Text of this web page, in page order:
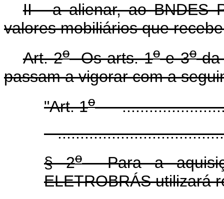
II - a alienar, ao BNDES
valores mobiliários que
Art. 2oOs arts. 1oe 3o
passam a vigorar com a
"Art. 1o
§ 2oPara a
ELETROBRÁS utilizará